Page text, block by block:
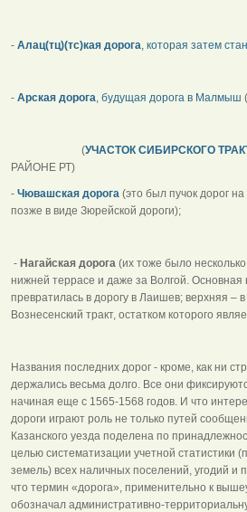
- Алац(тц)(тс)кая дорога, которая затем
- Арская дорога, будущая дорога в Малмыш
(УЧАСТОК СИБИРСКОГО
РАЙОНЕ РТ)
- Чювашская дорога (это был пучок дорог
позже в виде Зюрейской дороги);
- Нагайская дорога (их тоже было
нижней террасе и даже за Волгой. Основная
превратилась в дорогу в Лаишев; верхняя –
Вознесенский тракт, остатком которого
Названия последних дорог - кроме, как ни
держались весьма долго. Все они
начиная еще с 1565-1568 годов. И что
дороги играют роль не только путей
Казанского уезда поделена по
целью систематизации учетной статистики
земель) всех наличных поселений, угодий и
что термин «дорога», применительно к
обозначал административно-